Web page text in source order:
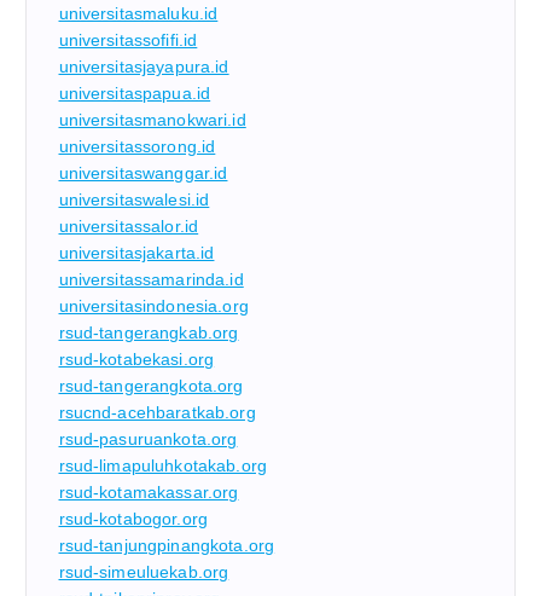
universitasmaluku.id
universitassofifi.id
universitasjayapura.id
universitaspapua.id
universitasmanokwari.id
universitassorong.id
universitaswanggar.id
universitaswalesi.id
universitassalor.id
universitasjakarta.id
universitassamarinda.id
universitasindonesia.org
rsud-tangerangkab.org
rsud-kotabekasi.org
rsud-tangerangkota.org
rsucnd-acehbaratkab.org
rsud-pasuruankota.org
rsud-limapuluhkotakab.org
rsud-kotamakassar.org
rsud-kotabogor.org
rsud-tanjungpinangkota.org
rsud-simeuluekab.org